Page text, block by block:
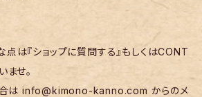
点は『ショップに質問する』もしくはCONT
ませ。
はinfo@kimono-kanno.com からのメ